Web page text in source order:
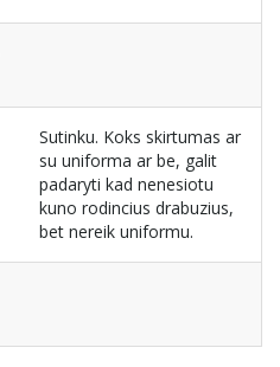
Sutinku. Koks skirtumas ar
su uniforma ar be, galit
padaryti kad nenesiotu
kuno rodincius drabuzius,
bet nereik uniformu.